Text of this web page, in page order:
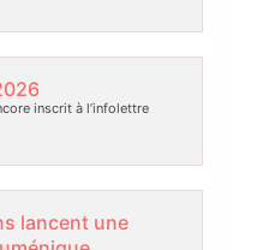
inscrit à l’infolettre
lancent une